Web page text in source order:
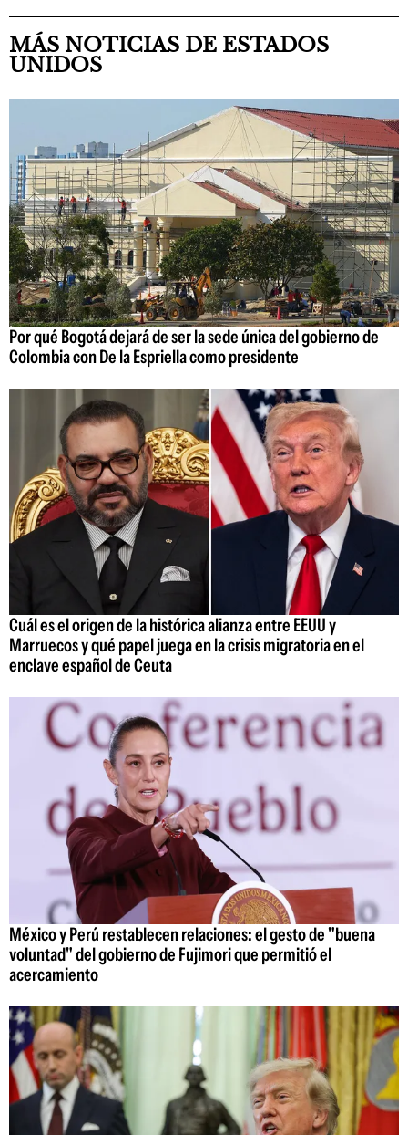
MÁS NOTICIAS DE ESTADOS
UNIDOS
Por qué Bogotá dejará de ser la sede única del gobierno de
Colombia con De la Espriella como presidente
Cuál es el origen de la histórica alianza entre EEUU y
Marruecos y qué papel juega en la crisis migratoria en el
enclave español de Ceuta
México y Perú restablecen relaciones: el gesto de "buena
voluntad" del gobierno de Fujimori que permitió el
acercamiento